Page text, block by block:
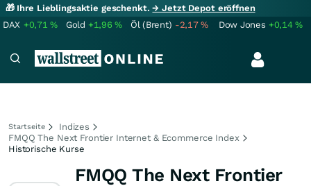
🎁 Ihre Lieblingsaktie geschenkt.→ Jetzt Depot eröffnen
DAX +0,71% Gold +1,96% Öl (Brent) -2,17% Dow Jones +0,14%
Startseite
Indizes
FMQQ The Next Frontier Internet & Ecommerce Index
Historische Kurse
FMQQ The Next Frontier